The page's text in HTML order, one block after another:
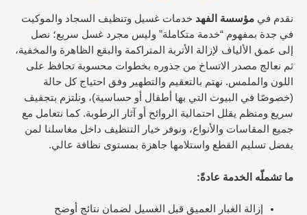
نقدم في مؤسسة الفهد خدمات غسيل وتنظيف السجاد والموكيت
في جدة بمفهوم “خدمة متكاملة” وليس مجرد غسل سريع؛ نصل
إلى عمق الألياف لإزالة الأتربة المتراكمة والبقع الظاهرة والمخفية،
ثم نعالج مصدر الاتساخ من جذوره بخطوات محسوبة تحافظ على
اللون والملمس. نهتم بالتعقيم والتطهير وفق احتياج كل حالة
(خصوصًا في البيوت التي بها أطفال أو حساسية)، ونلتزم بتجفيف
سريع ومنظم يقلل احتمالية الروائح أو آثار الرطوبة. كما نتعامل مع
جميع المقاسات والأنواع، ونوفر خيار التنظيف داخل مغاسلنا لمن
يفضل تسليم القطع واستلامها جاهزة بمستوى نظافة عالي.
ما تشملّه الخدمة عادةً:
إزالة الغبار العميق قبل الغسيل لضمان نتائج أوضح